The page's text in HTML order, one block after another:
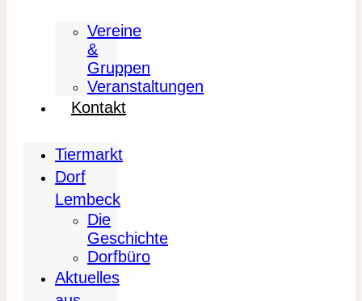
Vereine
&
Gruppen
Veranstaltungen
Kontakt
Tiermarkt
Dorf
Lembeck
Die
Geschichte
Dorfbüro
Aktuelles